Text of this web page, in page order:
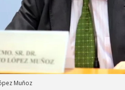
Muñoz